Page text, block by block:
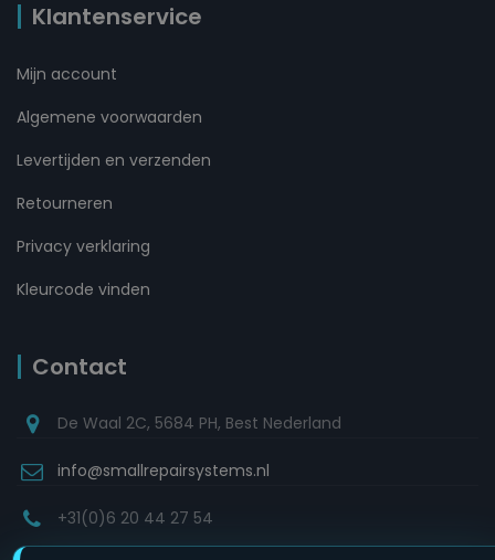
Klantenservice
Mijn account
Algemene voorwaarden
Levertijden en verzenden
Retourneren
Privacy verklaring
Kleurcode vinden
Contact
De Waal 2C, 5684 PH, Best Nederland
info@smallrepairsystems.nl
+31(0)6 20 44 27 54